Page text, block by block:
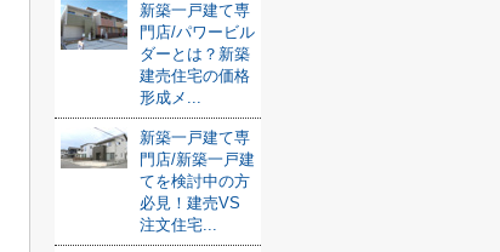
新築一戸建て専
門店/パワービル
ダーとは？新築
建売住宅の価格
形成メ...
新築一戸建て専
門店/新築一戸建
てを検討中の方
必見！建売VS
注文住宅...